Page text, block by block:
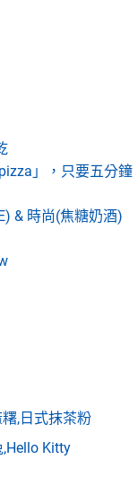
」，只要五分鐘
& 時尚(焦糖奶酒)